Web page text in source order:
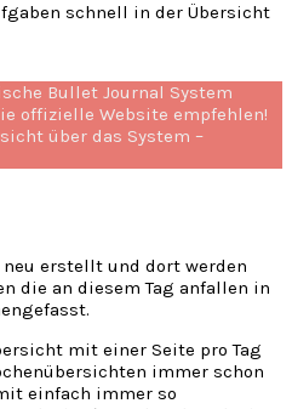
schnell in der Übersicht
Bullet Journal System
offizielle Website empfehlen!
über das System –
neu erstellt und dort werden
die an diesem Tag anfallen in
mit einer Seite pro Tag
immer schon
einfach immer so